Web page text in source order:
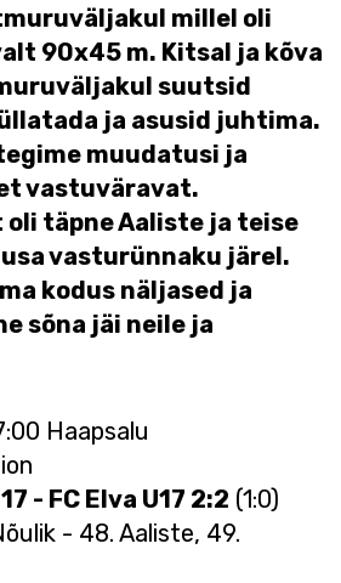
millel oli
90x45 m. Kitsal ja kõva
suutsid
ja asusid juhtima.
muudatusi ja
vastuväravat.
täpne Aaliste ja teise
vasturünnaku järel.
kodus näljased ja
sõna jäi neile ja
Haapsalu
- FC Elva U17 2:2 (1:0)
- 48. Aaliste, 49.